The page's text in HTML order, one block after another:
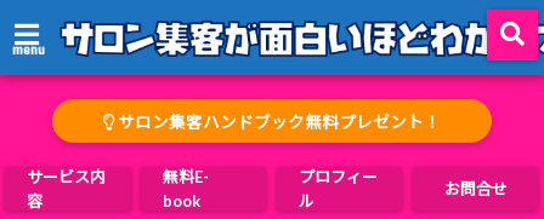
menu
サロン集客ハンドブック無料プレゼント！
サービス内
容
無料E-
book
プロフィー
ル
お問合せ